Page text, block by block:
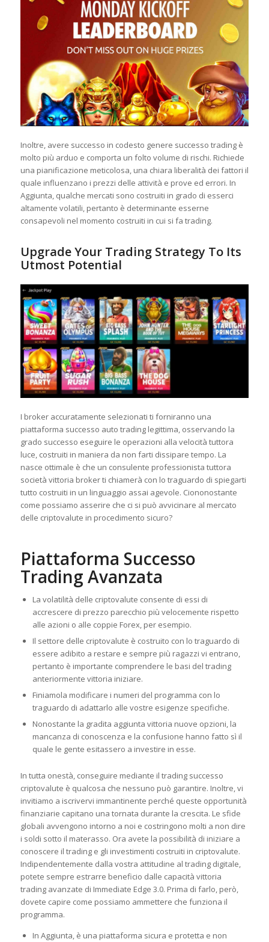
Inoltre, avere successo in codesto genere successo trading è
molto più arduo e comporta un folto volume di rischi. Richiede
una pianificazione meticolosa, una chiara liberalità dei fattori il
quale influenzano i prezzi delle attività e prove ed errori. In
Aggiunta, qualche mercati sono costruiti in grado di esserci
altamente volatili, pertanto è determinante esserne
consapevoli nel momento costruiti in cui si fa trading.
Upgrade Your Trading Strategy To Its
Utmost Potential
I broker accuratamente selezionati ti forniranno una
piattaforma successo auto trading legittima, osservando la
grado successo eseguire le operazioni alla velocità tuttora
luce, costruiti in maniera da non farti dissipare tempo. La
nasce ottimale è che un consulente professionista tuttora
società vittoria broker ti chiamerà con lo traguardo di spiegarti
tutto costruiti in un linguaggio assai agevole. Ciononostante
come possiamo asserire che ci si può avvicinare al mercato
delle criptovalute in procedimento sicuro?
Piattaforma Successo
Trading Avanzata
La volatilità delle criptovalute consente di essi di
accrescere di prezzo parecchio più velocemente rispetto
alle azioni o alle coppie Forex, per esempio.
Il settore delle criptovalute è costruito con lo traguardo di
essere adibito a restare e sempre più ragazzi vi entrano,
pertanto è importante comprendere le basi del trading
anteriormente vittoria iniziare.
Finiamola modificare i numeri del programma con lo
traguardo di adattarlo alle vostre esigenze specifiche.
Nonostante la gradita aggiunta vittoria nuove opzioni, la
mancanza di conoscenza e la confusione hanno fatto sì il
quale le gente esitassero a investire in esse.
In tutta onestà, conseguire mediante il trading successo
criptovalute è qualcosa che nessuno può garantire. Inoltre, vi
invitiamo a iscrivervi immantinente perché queste opportunità
finanziarie capitano una tornata durante la crescita. Le sfide
globali avvengono intorno a noi e costringono molti a non dire
i soldi sotto il materasso. Ora avete la possibilità di iniziare a
conoscere il trading e gli investimenti costruiti in criptovalute.
Indipendentemente dalla vostra attitudine al trading digitale,
potete sempre estrarre beneficio dalle capacità vittoria
trading avanzate di Immediate Edge 3.0. Prima di farlo, però,
dovete capire come possiamo ammettere che funziona il
programma.
In Aggiunta, è una piattaforma sicura e protetta e non